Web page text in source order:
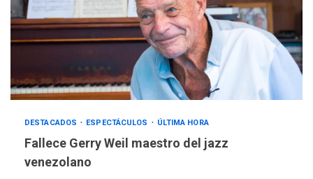
DESTACADOS ESPECTÁCULOS ÚLTIMA HORA
Fallece Gerry Weil maestro del jazz
venezolano